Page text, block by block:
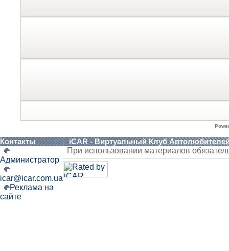
Контакты iCAR - Виртуальный Клуб
Администратор
icar@icar.com.ua
Реклама на
сайте
При использовании материалов